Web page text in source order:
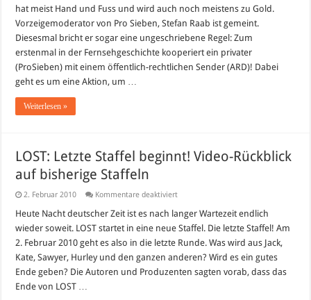
Oslo:
Ab
heute
gehts
hat meist Hand und Fuss und wird auch noch meistens zu Gold.
Vorzeigemoderator von Pro Sieben, Stefan Raab ist gemeint.
Diesesmal bricht er sogar eine ungeschriebene Regel: Zum
erstenmal in der Fernsehgeschichte kooperiert ein privater
(ProSieben) mit einem öffentlich-rechtlichen Sender (ARD)! Dabei
geht es um eine Aktion, um …
Weiterlesen »
LOST: Letzte Staffel beginnt! Video-Rückblick
auf bisherige Staffeln
2. Februar 2010 Kommentare deaktiviertfür
Letzte
Staffel
beginnt!
Video-
Rückblick
auf
Staffeln
Heute Nacht deutscher Zeit ist es nach langer Wartezeit endlich
wieder soweit. LOST startet in eine neue Staffel. Die letzte Staffel! Am
2. Februar 2010 geht es also in die letzte Runde. Was wird aus Jack,
Kate, Sawyer, Hurley und den ganzen anderen? Wird es ein gutes
Ende geben? Die Autoren und Produzenten sagten vorab, dass das
Ende von LOST …